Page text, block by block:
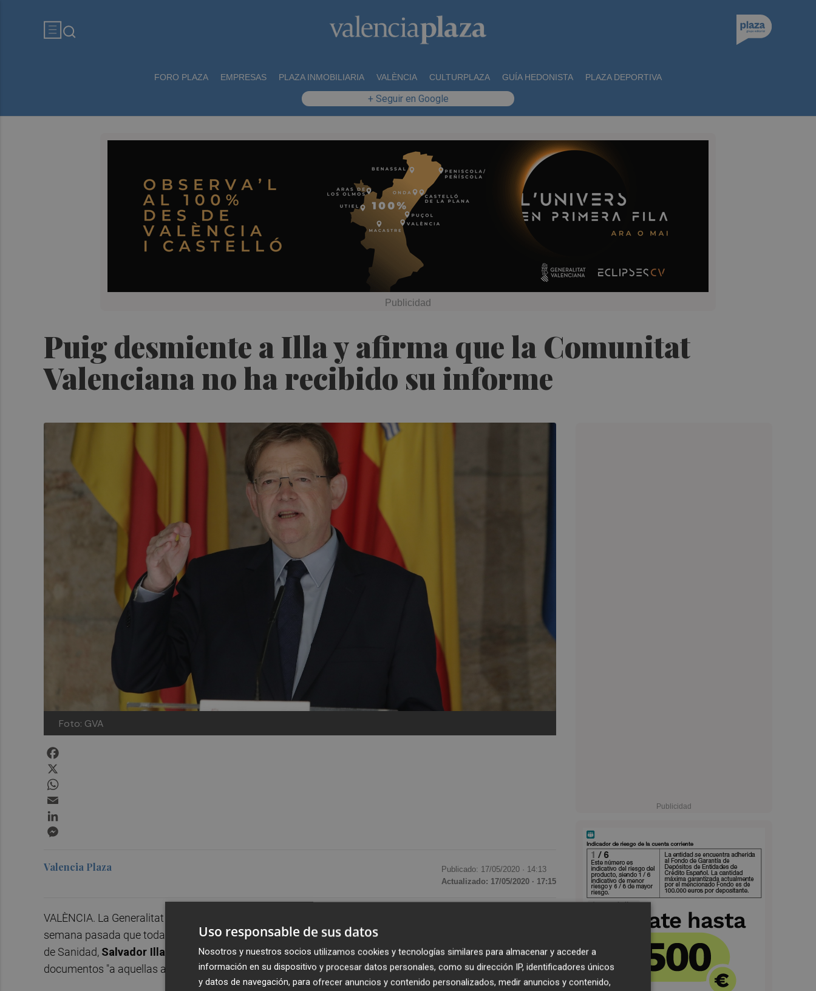
FORO PLAZA EMPRESAS PLAZA INMOBILIARIA VALÈNCIA CULTURPLAZA GUÍA HEDONISTA PLAZA DEPORTIVA
+ Seguir en Google
Puig desmiente a Illa y afirma que la Comunitat
Valenciana no ha recibido su informe
Foto: GVA
Valencia Plaza Publicado: 17/05/2020 · 14:13
Actualizado: 17/05/2020 · 17:15
VALÈNCIA. La Generalitat Valenciana no posee el
semana pasada que toda la Comunitat progresara a la Fase 1 del desconfinamiento pese a que el ministro
de Sanidad, Salvador Illa,
ha anunciado este domingo en rueda de prensa que se han trasladado dichos
documentos "a aquellas autonomías que los solicitan".
Uso responsable de sus datos
Nosotros y nuestros socios utilizamos cookies y tecnologías similares para almacenar y acceder a
información en su dispositivo y procesar datos personales, como su dirección IP, identificadores únicos
y datos de navegación, para ofrecer anuncios y contenido personalizados, medir anuncios y contenido,